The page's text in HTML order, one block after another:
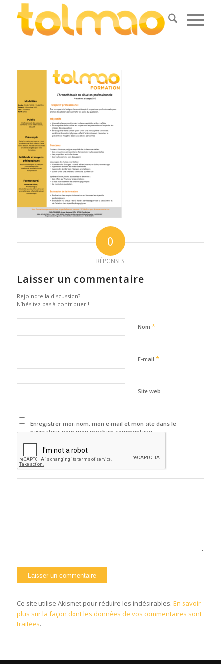
0
RÉPONSES
Laisser un commentaire
Rejoindre la discussion?
N’hésitez pas à contribuer !
Nom *
E-mail *
Site web
Enregistrer mon nom, mon e-mail et mon site dans le
navigateur pour mon prochain commentaire.
Ce site utilise Akismet pour réduire les indésirables. En savoir
plus sur la façon dont les données de vos commentaires sont
traitées.